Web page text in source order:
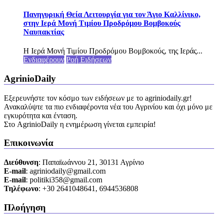
Πανηγυρική Θεία Λειτουργία για τον Άγιο Καλλίνικο,
στην Ιερά Μονή Τιμίου Προδρόμου Βομβοκούς
Ναυπακτίας
Η Ιερά Μονή Τιμίου Προδρόμου Βομβοκούς, της Ιεράς...
Ενδιαφέρουν Ροή Ειδήσεων
AgrinioDaily
Εξερευνήστε τον κόσμο των ειδήσεων με το agriniodaily.gr!
Ανακαλύψτε τα πιο ενδιαφέροντα νέα του Αγρινίου και όχι μόνο με
εγκυρότητα και ένταση.
Στο AgrinioDaily η ενημέρωση γίνεται εμπειρία!
Επικοινωνία
Διεύθυνση: Παπαϊωάννου 21, 30131 Αγρίνιο
Ε-mail: agriniodaily@gmail.com
Ε-mail: politiki358@gmail.com
Τηλέφωνο: +30 2641048641, 6944536808
Πλοήγηση